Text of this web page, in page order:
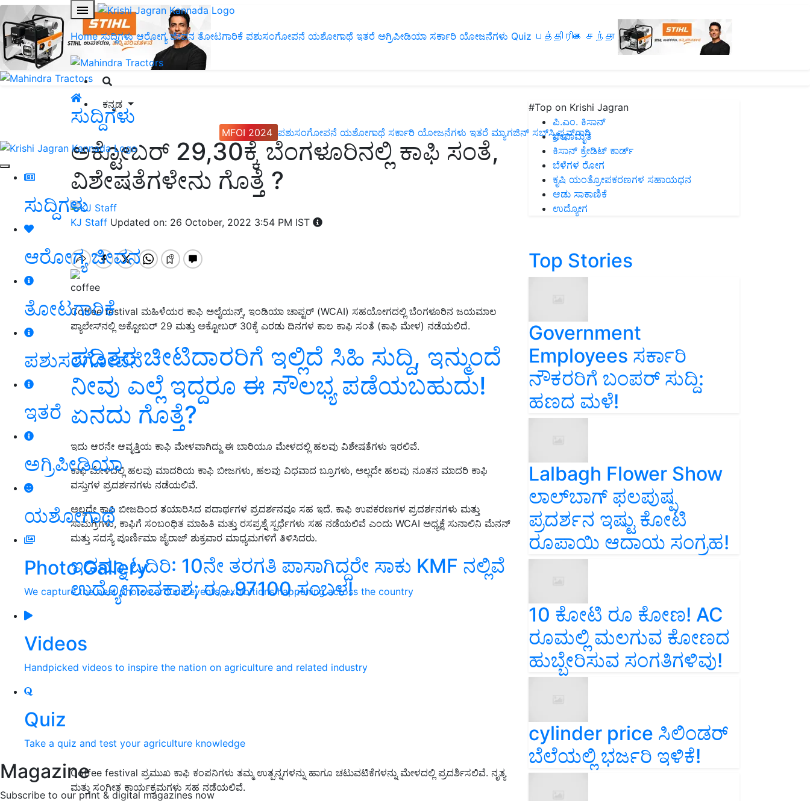
Home ಸುದ್ದಿಗಳು ಆರೋಗ್ಯ ಜೀವನ ತೋಟಗಾರಿಕೆ ಪಶುಸಂಗೋಪನೆ ಯಶೋಗಾಥೆ ಇತರೆ ಅಗ್ರಿಪೀಡಿಯಾ ಸರ್ಕಾರಿ ಯೋಜನೆಗಳು Quiz பத்திரிகை சந்தா
ಕನ್ನಡ
MFOI 2024 ಪಶುಸಂಗೋಪನೆ ಯಶೋಗಾಥೆ ಸರ್ಕಾರಿ ಯೋಜನೆಗಳು ಇತರೆ ಮ್ಯಾಗಜಿನ್‌ ಸಬ್‌ಸ್ಕ್ರಿಪ್ಷನ್‌ಗಾಗಿ
ಸುದ್ದಿಗಳು
ಆರೋಗ್ಯ ಜೀವನ
ತೋಟಗಾರಿಕೆ
ಪಶುಸಂಗೋಪನೆ
ಇತರೆ
ಅಗ್ರಿಪೀಡಿಯಾ
ಯಶೋಗಾಥೆ
Photo Gallery
We capture the best photos around events, exhibitions happening across the country
Videos
Handpicked videos to inspire the nation on agriculture and related industry
Quiz
Take a quiz and test your agriculture knowledge
Magazine
Subscribe to our print & digital magazines now
ಸುದ್ದಿಗಳು
ಅಕ್ಟೋಬರ್‌ 29,30ಕ್ಕೆ ಬೆಂಗಳೂರಿನಲ್ಲಿ ಕಾಫಿ ಸಂತೆ,
ವಿಶೇಷತೆಗಳೇನು ಗೊತ್ತೆ ?
KJ Staff Updated on: 26 October, 2022 3:54 PM IST
coffee
Coffee festival ಮಹಿಳೆಯರ ಕಾಫಿ ಅಲೈಯನ್ಸ್, ಇಂಡಿಯಾ ಚಾಪ್ಟರ್ (WCAI) ಸಹಯೋಗದಲ್ಲಿ ಬೆಂಗಳೂರಿನ ಜಯಮಾಲ
ಪ್ಯಾಲೇಸ್‌ನಲ್ಲಿ ಅಕ್ಟೋಬರ್‌ 29 ಮತ್ತು ಅಕ್ಟೋಬರ್‌ 30ಕ್ಕೆ ಎರಡು ದಿನಗಳ ಕಾಲ ಕಾಫಿ ಸಂತೆ (ಕಾಫಿ ಮೇಳ) ನಡೆಯಲಿದೆ.
ಪಡಿತರ ಚೀಟಿದಾರರಿಗೆ ಇಲ್ಲಿದೆ ಸಿಹಿ ಸುದ್ದಿ, ಇನ್ಮುಂದೆ
ನೀವು ಎಲ್ಲೆ ಇದ್ದರೂ ಈ ಸೌಲಭ್ಯ ಪಡೆಯಬಹುದು!
ಏನದು ಗೊತ್ತೆ?
ಇದು ಆರನೇ ಆವೃತ್ತಿಯ ಕಾಫಿ ಮೇಳವಾಗಿದ್ದು ಈ ಬಾರಿಯೂ ಮೇಳದಲ್ಲಿ ಹಲವು ವಿಶೇಷತೆಗಳು ಇರಲಿವೆ.
ಕಾಫಿ ಮೇಳದಲ್ಲಿ ಹಲವು ಮಾದರಿಯ ಕಾಫಿ ಬೀಜಗಳು, ಹಲವು ವಿಧವಾದ ಬ್ರೂಗಳು, ಅಲ್ಲದೇ ಹಲವು ನೂತನ ಮಾದರಿ ಕಾಫಿ
ವಸ್ತುಗಳ ಪ್ರದರ್ಶನಗಳು ನಡೆಯಲಿವೆ.
ಅಲ್ಲದೇ ಕಾಫಿ ಬೀಜದಿಂದ ತಯಾರಿಸಿದ ಪದಾರ್ಥಗಳ ಪ್ರದರ್ಶನವೂ ಸಹ ಇದೆ. ಕಾಫಿ ಉಪಕರಣಗಳ ಪ್ರದರ್ಶನಗಳು ಮತ್ತು
ಸಾಮಗ್ರಿಗಳು, ಕಾಫಿಗೆ ಸಂಬಂಧಿತ ಮಾಹಿತಿ ಮತ್ತು ರಸಪ್ರಶ್ನೆ ಸ್ಪರ್ಧೆಗಳು ಸಹ ನಡೆಯಲಿವೆ ಎಂದು WCAI ಅಧ್ಯಕ್ಷೆ ಸುನಾಲಿನಿ ಮೆನನ್
ಮತ್ತು ಸದಸ್ಯೆ ಪೂರ್ಣಿಮಾ ಜೈರಾಜ್ ಶುಕ್ರವಾರ ಮಾಧ್ಯಮಗಳಿಗೆ ತಿಳಿಸಿದರು.
ಇದನ್ನೂ ಓದಿರಿ: 10ನೇ ತರಗತಿ ಪಾಸಾಗಿದ್ದರೇ ಸಾಕು KMF ನಲ್ಲಿವೆ
ಉದ್ಯೋಗಾವಕಾಶ; ರೂ.97100 ಸಂಬಳ!
Coffee festival ಪ್ರಮುಖ ಕಾಫಿ ಕಂಪನಿಗಳು ತಮ್ಮ ಉತ್ಪನ್ನಗಳನ್ನು ಹಾಗೂ ಚಟುವಟಿಕೆಗಳನ್ನು ಮೇಳದಲ್ಲಿ ಪ್ರದರ್ಶಿಸಲಿವೆ. ನೃತ್ಯ
ಮತ್ತು ಸಂಗೀತ ಕಾರ್ಯಕ್ರಮಗಳು ಸಹ ನಡೆಯಲಿವೆ.
#Top on Krishi Jagran
ಪಿ.ಎಂ. ಕಿಸಾನ್
ಜೀವಾಮೃತ
ಕಿಸಾನ್ ಕ್ರೇಡಿಟ್ ಕಾರ್ಡ್
ಬೆಳೆಗಳ ರೋಗ
ಕೃಷಿ ಯಂತ್ರೋಪಕರಣಗಳ ಸಹಾಯಧನ
ಆಡು ಸಾಕಾಣಿಕೆ
ಉದ್ಯೋಗ
Top Stories
Government
Employees ಸರ್ಕಾರಿ
ನೌಕರರಿಗೆ ಬಂಪರ್‌ ಸುದ್ದಿ:
ಹಣದ ಮಳೆ!
Lalbagh Flower Show
ಲಾಲ್‌ಬಾಗ್ ಫಲಪುಷ್ಪ
ಪ್ರದರ್ಶನ ಇಷ್ಟು ಕೋಟಿ
ರೂಪಾಯಿ ಆದಾಯ ಸಂಗ್ರಹ!
10 ಕೋಟಿ ರೂ ಕೋಣ! AC
ರೂಮಲ್ಲಿ ಮಲಗುವ ಕೋಣದ
ಹುಬ್ಬೇರಿಸುವ ಸಂಗತಿಗಳಿವು!
cylinder price ಸಿಲಿಂಡರ್‌
ಬೆಲೆಯಲ್ಲಿ ಭರ್ಜರಿ ಇಳಿಕೆ!